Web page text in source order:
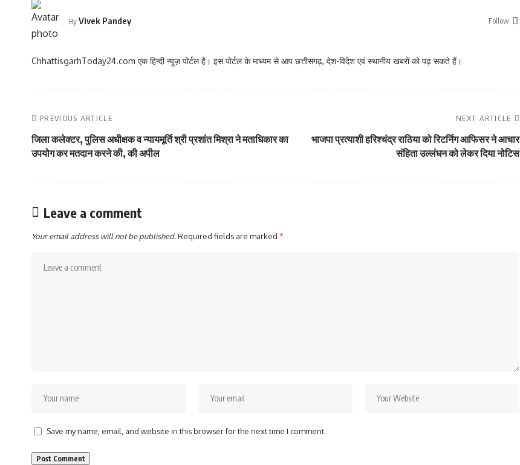
ByVivek Pandey Follow:
ChhattisgarhToday24.com एक हिन्दी न्यूज़ पोर्टल है। इस पोर्टल के माध्यम से आप छत्तीसगढ़, देश-विदेश एवं स्थानीय खबरों को पढ़ सकते हैं।
PREVIOUS ARTICLE
जिला कलेक्टर, पुलिस अधीक्षक व न्यायमूर्ति श्री प्रशांत मिश्रा ने मताधिकार का
उपयोग कर मतदान करने की, की अपील
NEXT ARTICLE
भाजपा प्रत्याशी हरिश्चंद्र राठिया को रिटर्निग आफिसर ने आचार
संहिता उल्लंघन को लेकर दिया नोटिस
Leave a comment
Your email address will not be published.Required fields are marked *
Save my name, email, and website in this browser for the next time I comment.